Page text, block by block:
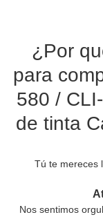
¿Por
para
580 /
de tinta
Tú te mereces
Nos sentimos